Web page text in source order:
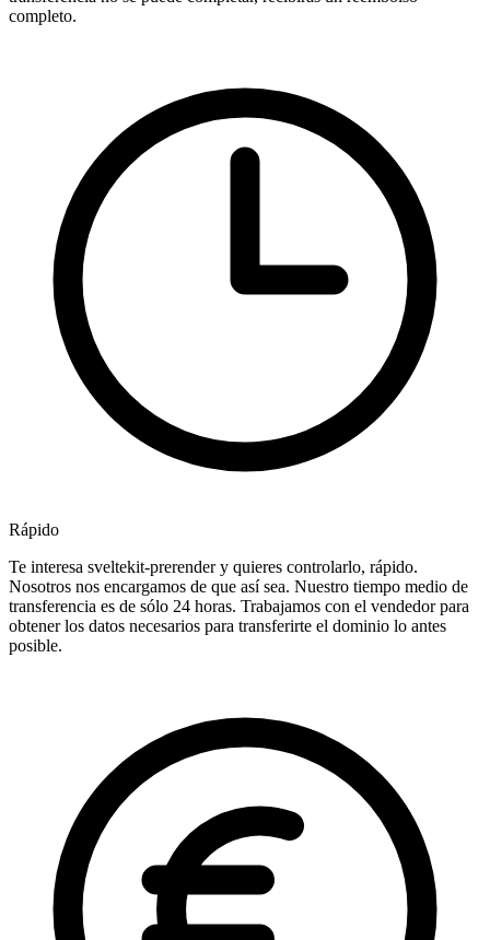
completo.
Rápido
Te interesa sveltekit-prerender y quieres controlarlo, rápido.
Nosotros nos encargamos de que así sea. Nuestro tiempo medio de
transferencia es de sólo 24 horas. Trabajamos con el vendedor para
obtener los datos necesarios para transferirte el dominio lo antes
posible.